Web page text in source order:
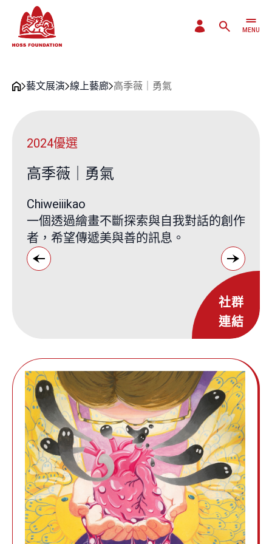
MENU
藝文展演 線上藝廊 高季薇｜勇氣
2024優選
高季薇｜勇氣
Chiweiiikao
一個透過繪畫不斷探索與自我對話的創作
者，希望傳遞美與善的訊息。
社群
連結